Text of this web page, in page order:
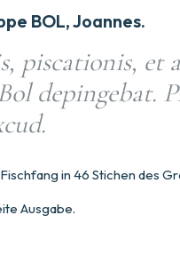
BOL, Joannes.
piscationis, et
depingebat.
in 46 Stichen des
Ausgabe.